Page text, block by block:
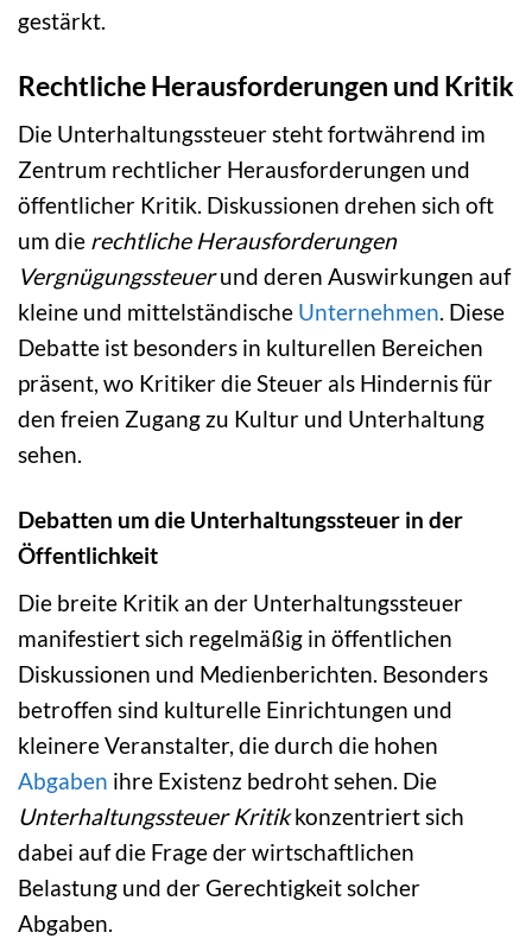
gestärkt.
Rechtliche Herausforderungen und Kritik
Die Unterhaltungssteuer steht fortwährend im
Zentrum rechtlicher Herausforderungen und
öffentlicher Kritik. Diskussionen drehen sich oft
um die rechtliche Herausforderungen
Vergnügungssteuerund deren Auswirkungen auf
kleine und mittelständische Unternehmen. Diese
Debatte ist besonders in kulturellen Bereichen
präsent, wo Kritiker die Steuer als Hindernis für
den freien Zugang zu Kultur und Unterhaltung
sehen.
Debatten um die Unterhaltungssteuer in der
Öffentlichkeit
Die breite Kritik an der Unterhaltungssteuer
manifestiert sich regelmäßig in öffentlichen
Diskussionen und Medienberichten. Besonders
betroffen sind kulturelle Einrichtungen und
kleinere Veranstalter, die durch die hohen
Abgaben ihre Existenz bedroht sehen. Die
Unterhaltungssteuer Kritikkonzentriert sich
dabei auf die Frage der wirtschaftlichen
Belastung und der Gerechtigkeit solcher
Abgaben.